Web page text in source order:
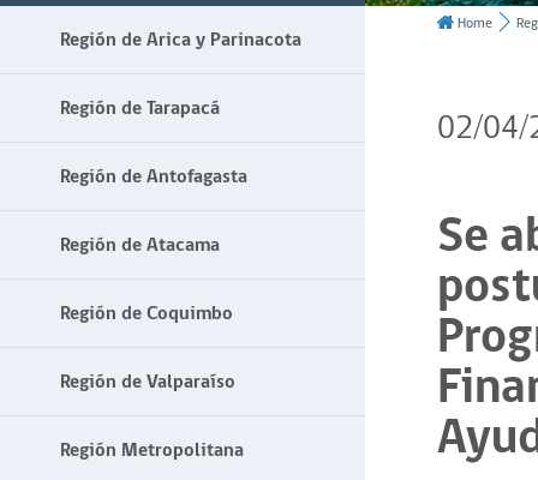
Región de Arica y Parinacota
Región de Tarapacá
Región de Antofagasta
Región de Atacama
Región de Coquimbo
Región de Valparaíso
Región Metropolitana
Home
02/
Se